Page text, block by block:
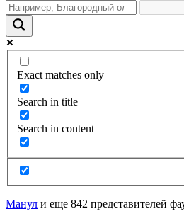
Exact matches only
Search in title
Search in content
Манул и еще 842 представителей